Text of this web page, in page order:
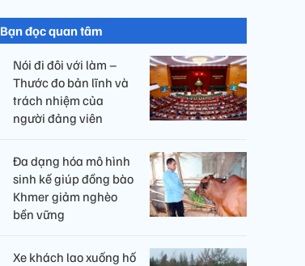
Bạn đọc quan tâm
Nói đi đôi với làm –
Thước đo bản lĩnh và
trách nhiệm của
người đảng viên​
Đa dạng hóa mô hình
sinh kế giúp đồng bào
Khmer giảm nghèo
bền vững
Xe khách lao xuống hố